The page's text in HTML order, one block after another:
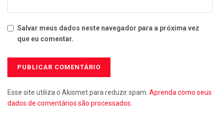
Salvar meus dados neste navegador para a próxima vez
que eu comentar.
Esse site utiliza o Akismet para reduzir spam. Aprenda como seus
dados de comentários são processados